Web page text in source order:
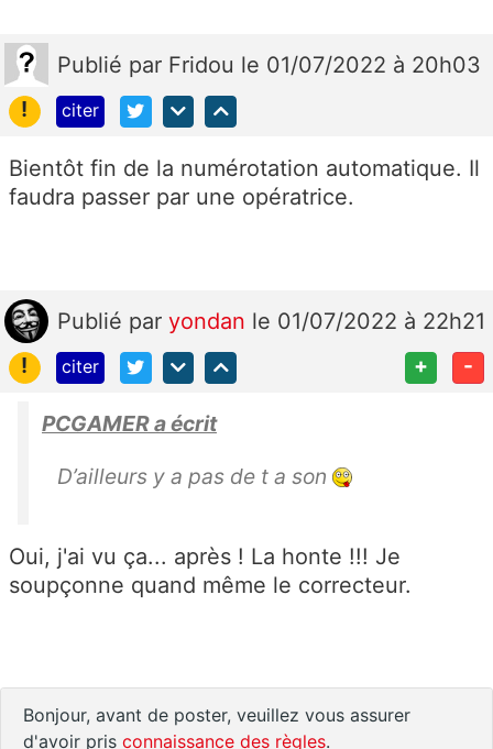
Publié par Fridou le 01/07/2022 à 20h03
!
citer
Bientôt fin de la numérotation automatique. Il
faudra passer par une opératrice.
Publié par yondan le 01/07/2022 à 22h21
!
citer + -
PCGAMER a écrit
D’ailleurs y a pas de t a son
Oui, j'ai vu ça... après ! La honte !!! Je
soupçonne quand même le correcteur.
Bonjour, avant de poster, veuillez vous assurer
d'avoir pris connaissance des règles.